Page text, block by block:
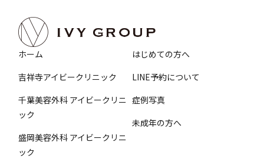
ホーム
吉祥寺アイビークリニック
千葉美容外科 アイビークリニ
ック
盛岡美容外科 アイビークリニ
ック
はじめての方へ
LINE予約について
症例写真
未成年の方へ